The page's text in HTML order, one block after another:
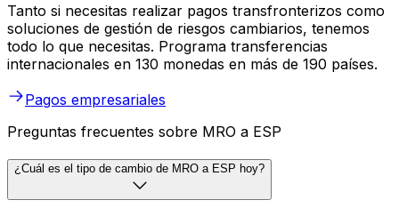
Tanto si necesitas realizar pagos transfronterizos como
soluciones de gestión de riesgos cambiarios, tenemos
todo lo que necesitas. Programa transferencias
internacionales en 130 monedas en más de 190 países.
Pagos empresariales
Preguntas frecuentes sobre MRO a ESP
¿Cuál es el tipo de cambio de MRO a ESP hoy?